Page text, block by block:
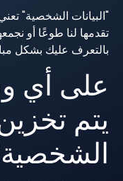
"البيانات الشخصية"
تقدمها لنا طوعًا أو
بالتعرف عليك بشكل
على أي
يتم